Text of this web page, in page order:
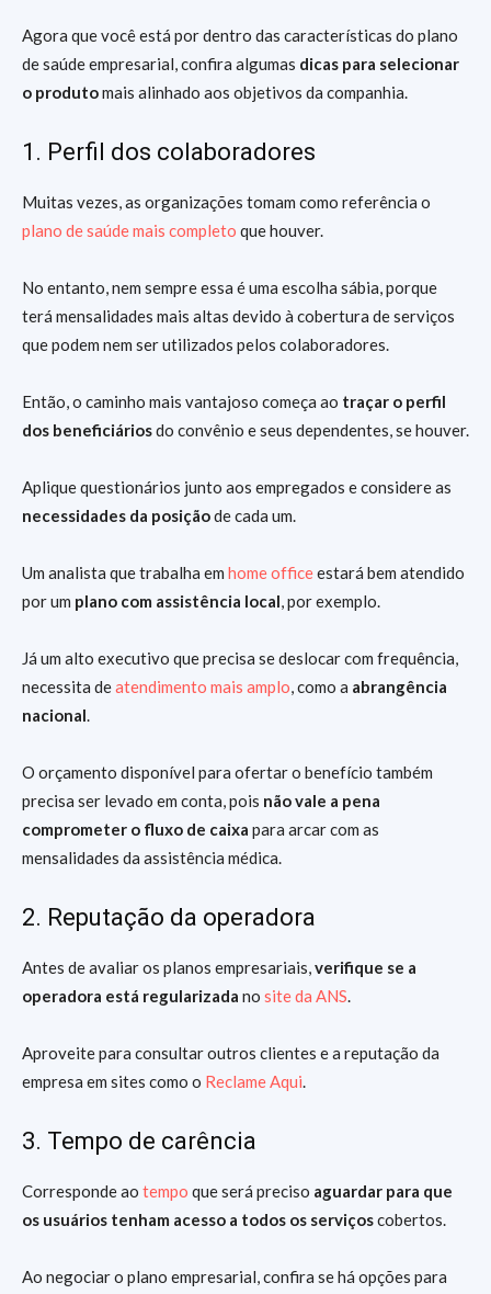
Agora que você está por dentro das características do plano
de saúde empresarial, confira algumas dicas para selecionar
o produtomais alinhado aos objetivos da companhia.
1. Perfil dos colaboradores
Muitas vezes, as organizações tomam como referência o
plano de saúde mais completo que houver.
No entanto, nem sempre essa é uma escolha sábia, porque
terá mensalidades mais altas devido à cobertura de serviços
que podem nem ser utilizados pelos colaboradores.
Então, o caminho mais vantajoso começa ao traçar o perfil
dos beneficiáriosdo convênio e seus dependentes, se houver.
Aplique questionários junto aos empregados e considere as
necessidades da posiçãode cada um.
Um analista que trabalha em home officeestará bem atendido
por um plano com assistência local, por exemplo.
Já um alto executivo que precisa se deslocar com frequência,
necessita deatendimento mais amplo, como a abrangência
nacional.
O orçamento disponível para ofertar o benefício também
precisa ser levado em conta, pois não vale a pena
comprometer o fluxo de caixa para arcar com as
mensalidades da assistência médica.
2. Reputação da operadora
Antes de avaliar os planos empresariais,verifique se a
operadora está regularizada no site da ANS.
Aproveite para consultar outros clientes e a reputação da
empresa em sites como o Reclame Aqui.
3. Tempo de carência
Corresponde ao tempo que será preciso aguardar para que
os usuários tenham acesso a todos os serviçoscobertos.
Ao negociar o plano empresarial, confira se há opções para